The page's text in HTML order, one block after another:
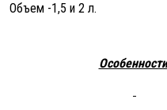
Объем -1,5 и 2 л.